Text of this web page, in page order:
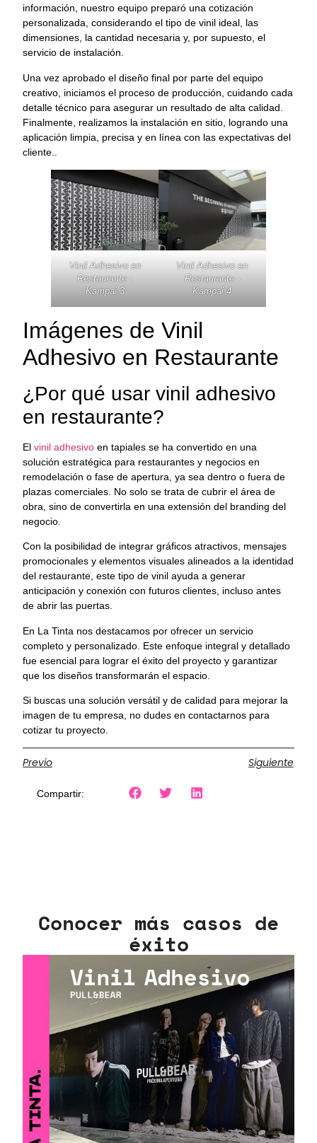
información, nuestro equipo preparó una cotización
personalizada, considerando el tipo de vinil ideal, las
dimensiones, la cantidad necesaria y, por supuesto, el
servicio de instalación.
Una vez aprobado el diseño final por parte del equipo
creativo, iniciamos el proceso de producción, cuidando cada
detalle técnico para asegurar un resultado de alta calidad.
Finalmente, realizamos la instalación en sitio, logrando una
aplicación limpia, precisa y en línea con las expectativas del
cliente..
Vinil Adhesivo en
Restaurante -
Kampai 3
Vinil Adhesivo en
Restaurante -
Kampai 4
Imágenes de Vinil
Adhesivo en Restaurante
¿Por qué usar vinil adhesivo
en restaurante?
Elvinil adhesivo en tapiales se ha convertido en una
solución estratégica para restaurantes y negocios en
remodelación o fase de apertura, ya sea dentro o fuera de
plazas comerciales. No solo se trata de cubrir el área de
obra, sino de convertirla en una extensión del branding del
negocio.
Con la posibilidad de integrar gráficos atractivos, mensajes
promocionales y elementos visuales alineados a la identidad
del restaurante, este tipo de vinil ayuda a generar
anticipación y conexión con futuros clientes, incluso antes
de abrir las puertas.
En La Tinta nos destacamos por ofrecer un servicio
completo y personalizado. Este enfoque integral y detallado
fue esencial para lograr el éxito del proyecto y garantizar
que los diseños transformarán el espacio.
Si buscas una solución versátil y de calidad para mejorar la
imagen de tu empresa, no dudes en contactarnos para
cotizar tu proyecto.
Previo Siguiente
Compartir:
Conocer más casos de
éxito